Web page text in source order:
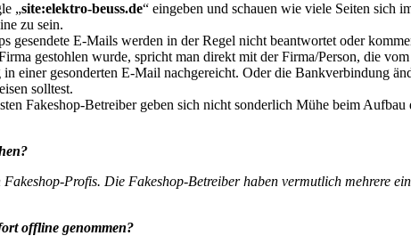
„site:elektro-beuss.de“ eingeben und schauen wie viele Seiten sich
zu sein.
gesendete E-Mails werden in der Regel nicht beantwortet oder
gestohlen wurde, spricht man direkt mit der Firma/Person, die
einer gesonderten E-Mail nachgereicht. Oder die Bankverbindung
solltest.
Fakeshop-Betreiber geben sich nicht sonderlich Mühe beim
Profis. Die Fakeshop-Betreiber haben vermutlich mehrere
offline genommen?